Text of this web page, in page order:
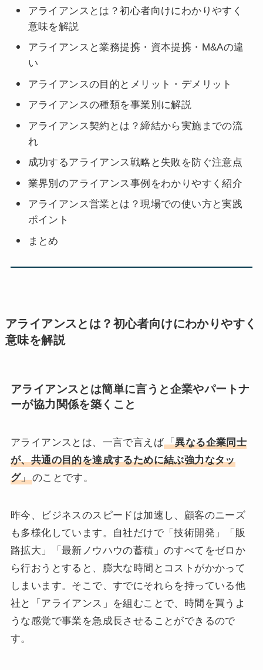
アライアンスとは？初心者向けにわかりやすく
意味を解説
アライアンスと業務提携・資本提携・M&Aの違
い
アライアンスの目的とメリット・デメリット
アライアンスの種類を事業別に解説
アライアンス契約とは？締結から実施までの流
れ
成功するアライアンス戦略と失敗を防ぐ注意点
業界別のアライアンス事例をわかりやすく紹介
アライアンス営業とは？現場での使い方と実践
ポイント
まとめ
アライアンスとは？初心者向けにわかりやすく
意味を解説
アライアンスとは簡単に言うと企業やパートナ
ーが協力関係を築くこと
アライアンスとは、一言で言えば「異なる企業同士
が、共通の目的を達成するために結ぶ強力なタッ
グ」のことです。
昨今、ビジネスのスピードは加速し、顧客のニーズ
も多様化しています。自社だけで「技術開発」「販
路拡大」「最新ノウハウの蓄積」のすべてをゼロか
ら行おうとすると、膨大な時間とコストがかかって
しまいます。そこで、すでにそれらを持っている他
社と「アライアンス」を組むことで、時間を買うよ
うな感覚で事業を急成長させることができるので
す。